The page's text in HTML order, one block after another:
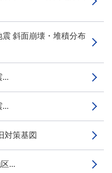
斜面崩壊・堆積分布
...
...
対策基図
...